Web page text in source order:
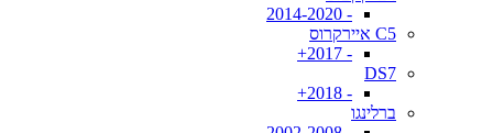
- 2014-2020
C5 איירקרוס
- 2017+
DS7
- 2018+
ברלינגו